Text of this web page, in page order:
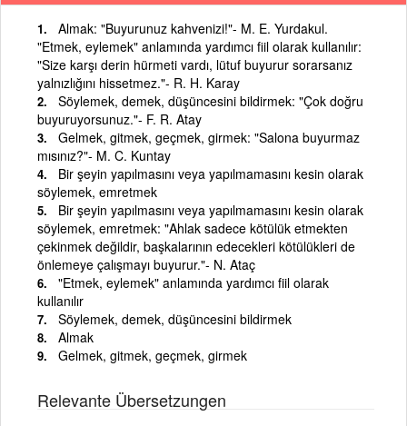
Almak: "Buyurunuz kahvenizi!"- M. E. Yurdakul.
"Etmek, eylemek" anlamında yardımcı fiil olarak kullanılır:
"Size karşı derin hürmeti vardı, lütuf buyurur sorarsanız
yalnızlığını hissetmez."- R. H. Karay
Söylemek, demek, düşüncesini bildirmek: "Çok doğru
buyuruyorsunuz."- F. R. Atay
Gelmek, gitmek, geçmek, girmek: "Salona buyurmaz
mısınız?"- M. C. Kuntay
Bir şeyin yapılmasını veya yapılmamasını kesin olarak
söylemek, emretmek
Bir şeyin yapılmasını veya yapılmamasını kesin olarak
söylemek, emretmek: "Ahlak sadece kötülük etmekten
çekinmek değildir, başkalarının edecekleri kötülükleri de
önlemeye çalışmayı buyurur."- N. Ataç
"Etmek, eylemek" anlamında yardımcı fiil olarak
kullanılır
Söylemek, demek, düşüncesini bildirmek
Almak
Gelmek, gitmek, geçmek, girmek
Relevante Übersetzungen